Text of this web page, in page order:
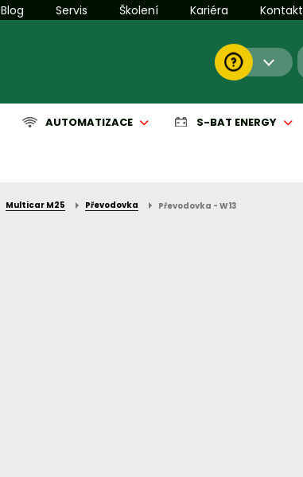
Blog Servis Školení Kariéra Kontakt
AUTOMATIZACE S-BAT ENERGY
Multicar M25 Převodovka Převodovka - W13